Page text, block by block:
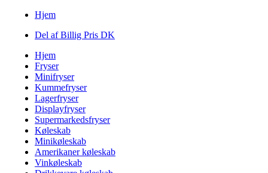
Hjem
Del af Billig Pris DK
Hjem
Fryser
Minifryser
Kummefryser
Lagerfryser
Displayfryser
Supermarkedsfryser
Køleskab
Minikøleskab
Amerikaner køleskab
Vinkøleskab